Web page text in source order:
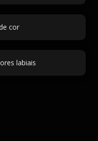
cor
labiais